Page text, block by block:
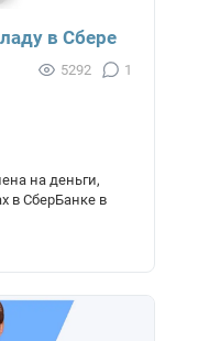
в Сбере
5292 1
на деньги,
в СберБанке в